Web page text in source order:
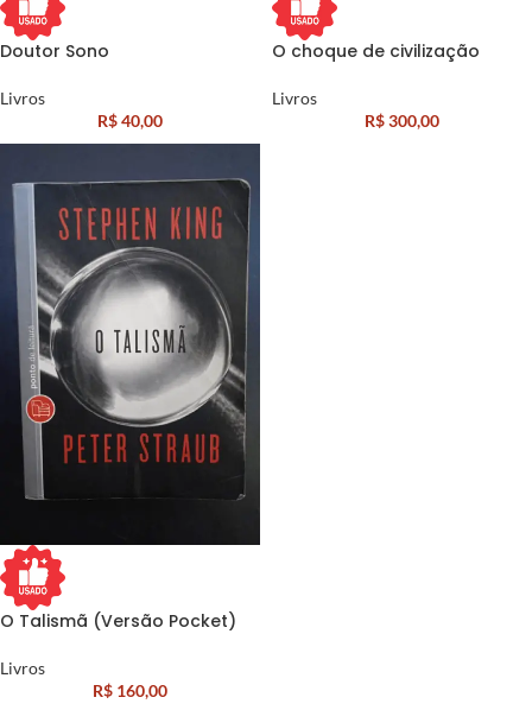
Doutor Sono
Livros
R$40,00
O choque de civilização
Livros
R$300,00
O Talismã (Versão Pocket)
Livros
R$ 160,00